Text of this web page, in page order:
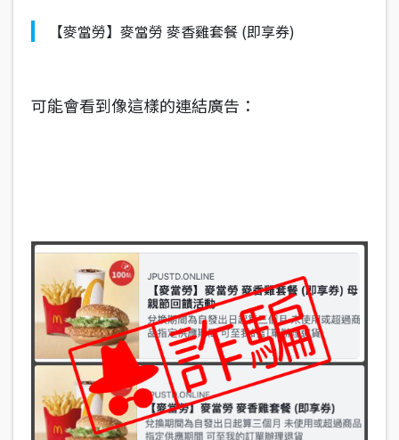
【麥當勞】麥當勞 麥香雞套餐 (即享券)
可能會看到像這樣的連結廣告：